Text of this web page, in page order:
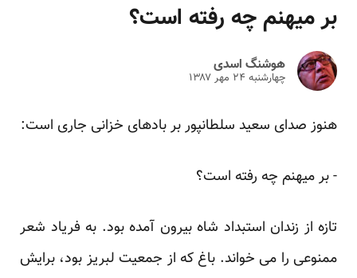
بر میهنم چه رفته است؟
هوشنگ اسدی
چهارشنبه ۲۴ مهر ۱۳۸۷
هنوز صدای سعید سلطانپور بر بادهای خزانی جاری است:‏
‏- بر میهنم چه رفته است؟
تازه از زندان استبداد شاه بیرون آمده بود. به فریاد شعر
ممنوعی را می خواند. باغ که از جمعیت لبریز بود، برایش